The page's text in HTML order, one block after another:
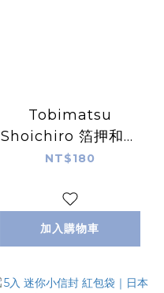
Tobimatsu
Shoichiro 箔押和紙
膠帶 兩款｜日本
NT$180
加入購物車